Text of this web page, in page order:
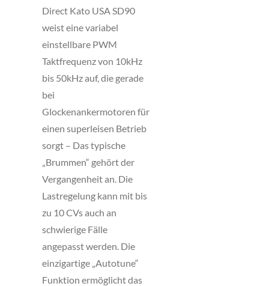
Direct Kato USA SD90
weist eine variabel
einstellbare PWM
Taktfrequenz von 10kHz
bis 50kHz auf, die gerade
bei
Glockenankermotoren für
einen superleisen Betrieb
sorgt – Das typische
„Brummen“ gehört der
Vergangenheit an. Die
Lastregelung kann mit bis
zu 10 CVs auch an
schwierige Fälle
angepasst werden. Die
einzigartige „Autotune“
Funktion ermöglicht das